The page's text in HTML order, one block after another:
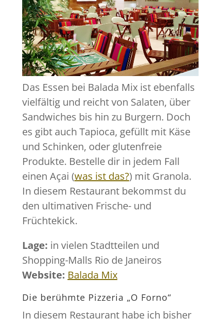
Das Essen bei Balada Mix ist ebenfalls
vielfältig und reicht von Salaten, über
Sandwiches bis hin zu Burgern. Doch
es gibt auch Tapioca, gefüllt mit Käse
und Schinken, oder glutenfreie
Produkte. Bestelle dir in jedem Fall
einen Açai (was ist das?) mit Granola.
In diesem Restaurant bekommst du
den ultimativen Frische- und
Früchtekick.
Lage: in vielen Stadtteilen und
Shopping-Malls Rio de Janeiros
Website: Balada Mix
Die berühmte Pizzeria „O Forno“
In diesem Restaurant habe ich bisher